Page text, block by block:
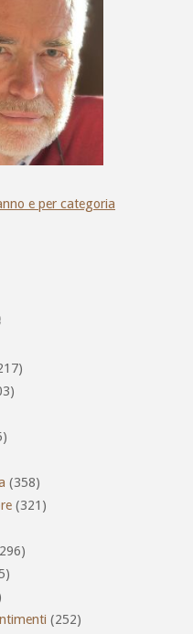
e per categoria
(358)
(321)
(252)